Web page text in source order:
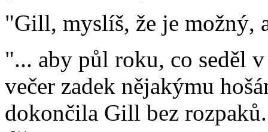
"Gill, myslíš, že je možný,
"... aby půl roku, co seděl
večer zadek nějakýmu
dokončila Gill bez